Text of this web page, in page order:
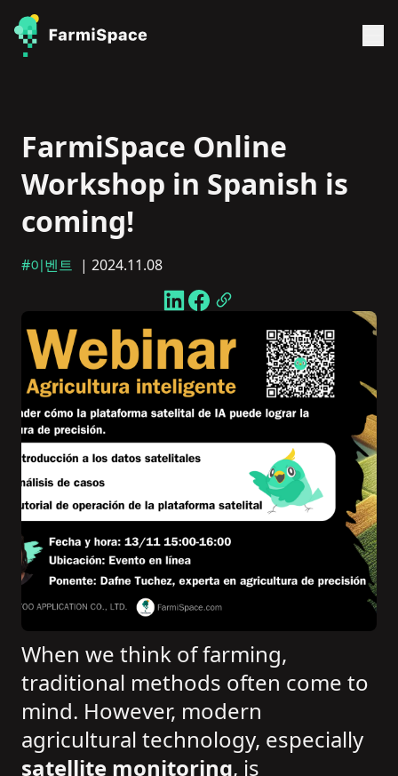
FarmiSpace Online
Workshop in Spanish is
coming!
#이벤트 | 2024.11.08
When we think of farming,
traditional methods often come to
mind. However, modern
agricultural technology, especially
satellite monitoring, is